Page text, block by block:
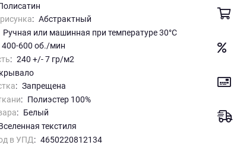
Полисатин
рисунка:
абстрактный
ручная или машинная при температуре 30°C
400-600 об./мин
:
240 +/- 7 гр/м2
:
запрещена
:
Полиэстер 100%
:
белый
Вселенная текстиля
в УПД: 4650220812134